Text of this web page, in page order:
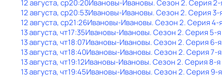
12 августа, ср20:20Ивановы-Ивановы. Сезон 2. Серия 2-
12 августа, ср20:53Ивановы-Ивановы. Сезон 2. Серия 3-
12 августа, ср21:26Ивановы-Ивановы. Сезон 2. Серия 4-
13 августа, чт17:35Ивановы-Ивановы. Сезон 2. Серия 5-я
13 августа, чт18:07Ивановы-Ивановы. Сезон 2. Серия 6-я
13 августа, чт18:40Ивановы-Ивановы. Сезон 2. Серия 7-я
13 августа, чт19:12Ивановы-Ивановы. Сезон 2. Серия 8-я
13 августа, чт19:45Ивановы-Ивановы. Сезон 2. Серия 9-я